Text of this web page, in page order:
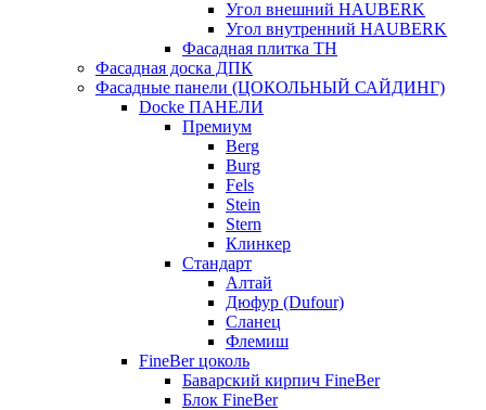
Угол внешний HAUBERK
Угол внутренний HAUBERK
Фасадная плитка ТН
Фасадная доска ДПК
Фасадные панели (ЦОКОЛЬНЫЙ САЙДИНГ)
Docke ПАНЕЛИ
Премиум
Berg
Burg
Fels
Stein
Stern
Клинкер
Стандарт
Алтай
Дюфур (Dufour)
Сланец
Флемиш
FineBer цоколь
Баварский кирпич FineBer
Блок FineBer